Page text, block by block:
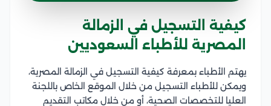
كيفية التسجيل في الزمالة
المصرية للأطباء السعوديين
يهتم الأطباء بمعرفة كيفية التسجيل في الزمالة المصرية،
ويمكن للأطباء التسجيل من خلال الموقع الخاص باللجنة
العليا للتخصصات الصحية، أو من خلال مكاتب التقديم